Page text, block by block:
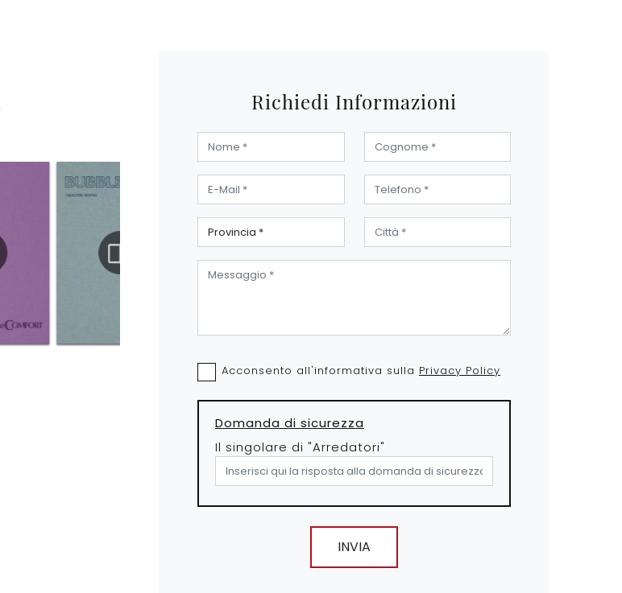
Richiedi Informazioni
Acconsento all'informativa sulla Privacy Policy
Domanda di sicurezza
Il singolare di "Arredatori"
INVIA